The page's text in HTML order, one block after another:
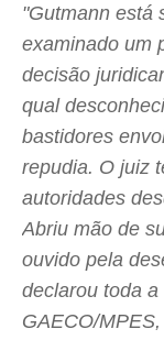
"Gutmann está
examinado um
decisão
qual
bastidores
repudia. O juiz
autoridades
Abriu mão de
ouvido pela
declarou toda
GAECO/